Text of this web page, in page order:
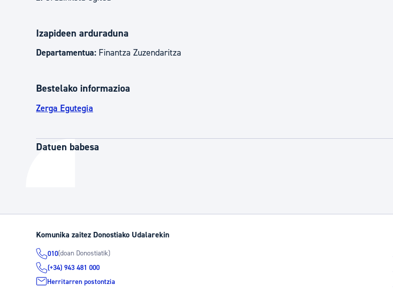
Izapideen arduraduna
Departamentua: Finantza Zuzendaritza
Bestelako informazioa
Zerga Egutegia
Datuen babesa
Komunika zaitez Donostiako Udalarekin
010(doan Donostiatik)
(+34) 943 481 000
Herritarren postontzia